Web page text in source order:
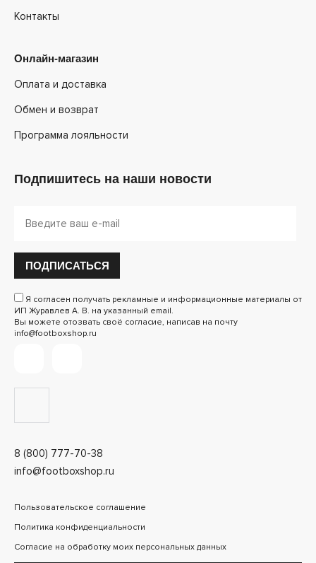
8 (800) 777-70-38
info@footboxshop.ru
Контакты
Онлайн-магазин
Оплата и доставка
Обмен и возврат
Программа лояльности
Подпишитесь на наши новости
ПОДПИСАТЬСЯ
Я согласен получать рекламные и информационные материалы от
ИП Журавлев А. В. на указанный email.
Вы можете отозвать своё согласие, написав на почту
info@footboxshop.ru
Пользовательское соглашение
Политика конфиденциальности
Согласие на обработку моих персональных данных